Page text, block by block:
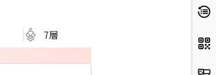
7層